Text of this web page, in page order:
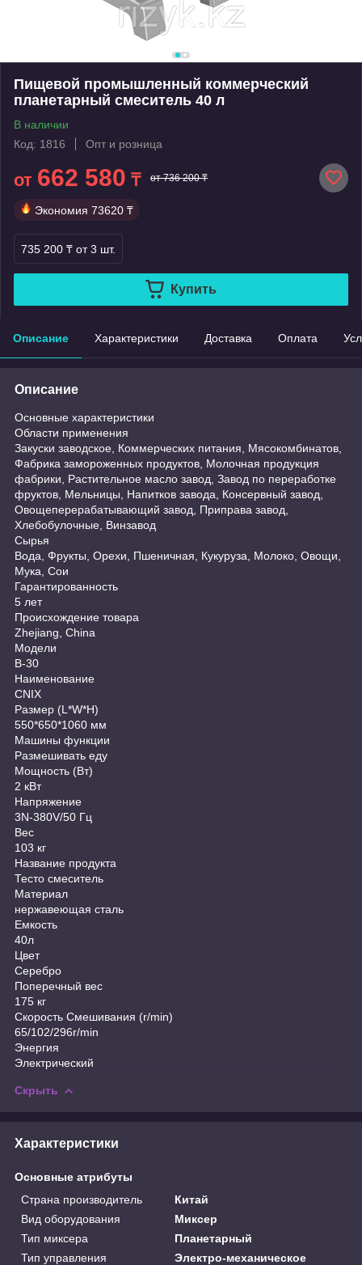
Пищевой промышленный коммерческий
планетарный смеситель 40 л
В наличии
Код: 1816
Опт и розница
от 662 580 ₸ от 736 200 ₸
Экономия 73620 ₸
735 200 ₸ от 3 шт.
Купить
Описание Характеристики Доставка Оплата
Описание
Основные характеристики
Области применения
Закуски заводское, Коммерческих питания, Мясокомбинатов,
Фабрика замороженных продуктов, Молочная продукция
фабрики, Растительное масло завод, Завод по переработке
фруктов, Мельницы, Напитков завода, Консервный завод,
Овощеперерабатывающий завод, Приправа завод,
Хлебобулочные, Винзавод
Сырья
Вода, Фрукты, Орехи, Пшеничная, Кукуруза, Молоко, Овощи,
Мука, Сои
Гарантированность
5 лет
Происхождение товара
Zhejiang, China
Модели
B-30
Наименование
CNIX
Размер (L*W*H)
550*650*1060 мм
Машины функции
Размешивать еду
Мощность (Вт)
2 кВт
Напряжение
3N-380V/50 Гц
Вес
103 кг
Название продукта
Тесто смеситель
Материал
нержавеющая сталь
Емкость
40л
Цвет
Серебро
Поперечный вес
175 кг
Скорость Смешивания (r/min)
65/102/296r/min
Энергия
Электрический
Скрыть
Характеристики
Основные атрибуты
Страна производитель
Китай
Вид оборудования
Миксер
Тип миксера
Планетарный
Тип управления
Электро-механическое